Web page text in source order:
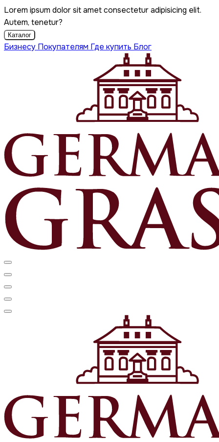
Lorem ipsum dolor sit amet consectetur adipisicing elit.
Autem, tenetur?
Каталог
Бизнесу Покупателям Где купить Блог